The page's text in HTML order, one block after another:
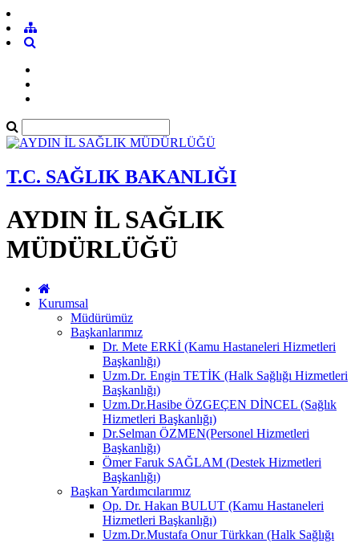
T.C. SAĞLIK BAKANLIĞI
AYDIN İL SAĞLIK
MÜDÜRLÜĞÜ
Kurumsal
Müdürümüz
Başkanlarımız
Dr. Mete ERKİ (Kamu Hastaneleri Hizmetleri
Başkanlığı)
Uzm.Dr. Engin TETİK (Halk Sağlığı Hizmetleri
Başkanlığı)
Uzm.Dr.Hasibe ÖZGEÇEN DİNCEL (Sağlık
Hizmetleri Başkanlığı)
Dr.Selman ÖZMEN(Personel Hizmetleri
Başkanlığı)
Ömer Faruk SAĞLAM (Destek Hizmetleri
Başkanlığı)
Başkan Yardımcılarımız
Op. Dr. Hakan BULUT (Kamu Hastaneleri
Hizmetleri Başkanlığı)
Uzm.Dr.Mustafa Onur Türkkan (Halk Sağlığı